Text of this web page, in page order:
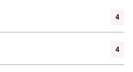
4
4